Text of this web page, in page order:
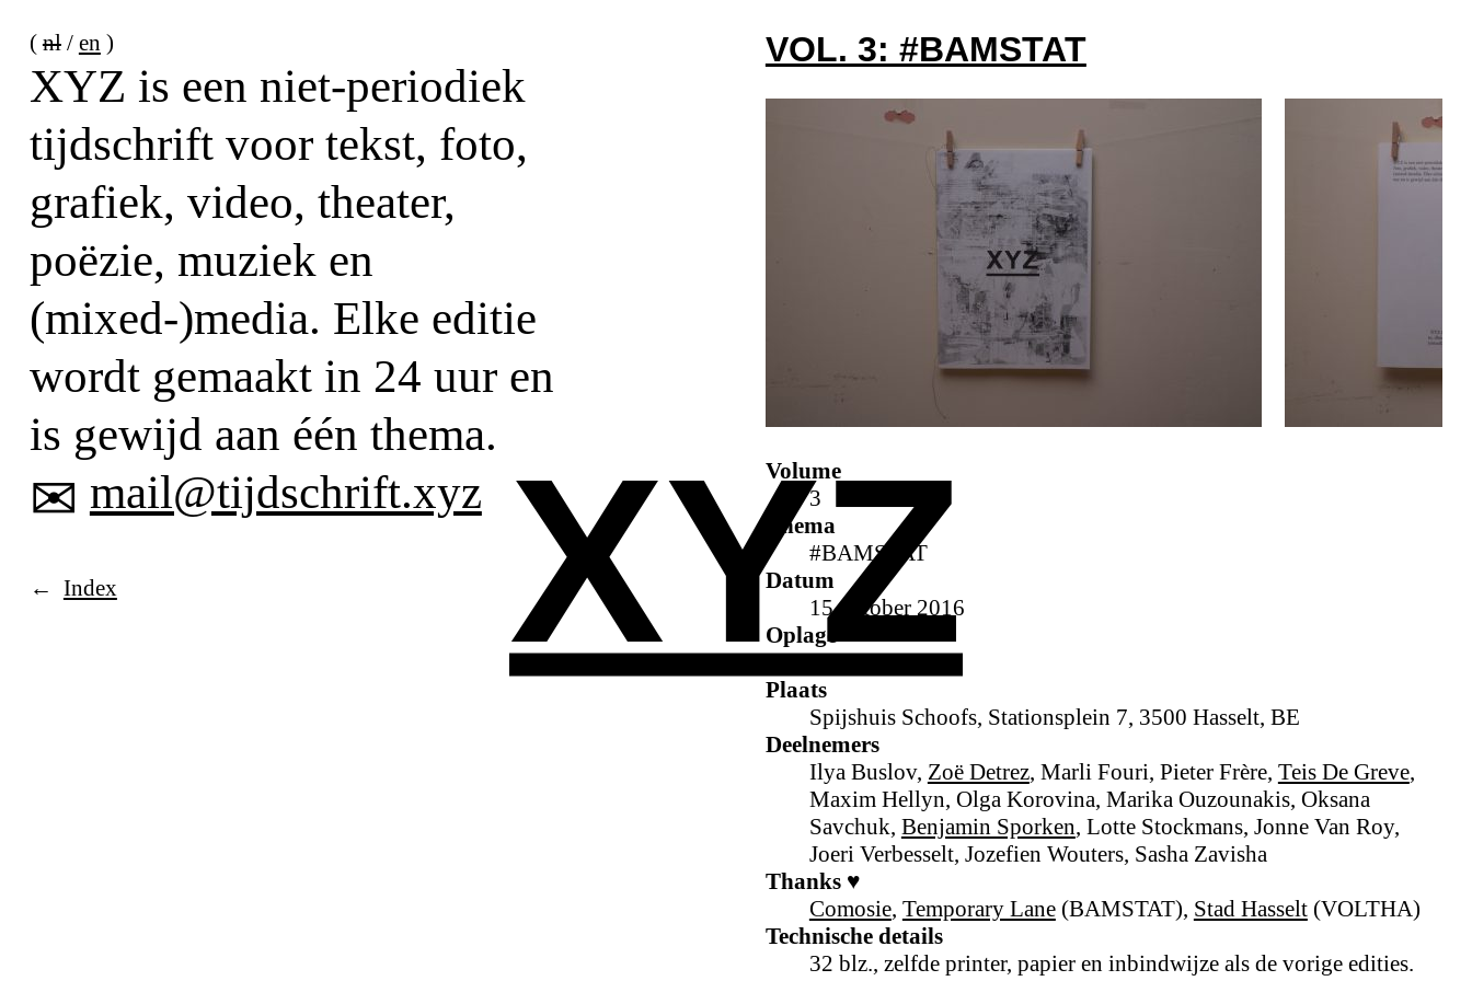
XYZ
nl en
XYZ is een niet-periodiek
tijdschrift voor tekst, foto,
grafiek, video, theater,
poëzie, muziek en
(mixed-)media. Elke editie
wordt gemaakt in 24 uur en
is gewijd aan één thema.
✉︎ mail@tijdschrift.xyz
Index
VOL. 3: #BAMSTAT
Volume
3
Thema
#BAMSTAT
Datum
15 oktober 2016
Oplage
96
Plaats
Spijshuis Schoofs, Stationsplein 7, 3500 Hasselt, BE
Deelnemers
Ilya Buslov, Zoë Detrez, Marli Fouri, Pieter Frère, Teis De Greve,
Maxim Hellyn, Olga Korovina, Marika Ouzounakis, Oksana
Savchuk, Benjamin Sporken, Lotte Stockmans, Jonne Van Roy,
Joeri Verbesselt, Jozefien Wouters, Sasha Zavisha
Thanks ♥
Comosie, Temporary Lane(BAMSTAT), Stad Hasselt(VOLTHA)
Technische details
32 blz., zelfde printer, papier en inbindwijze als de vorige edities.